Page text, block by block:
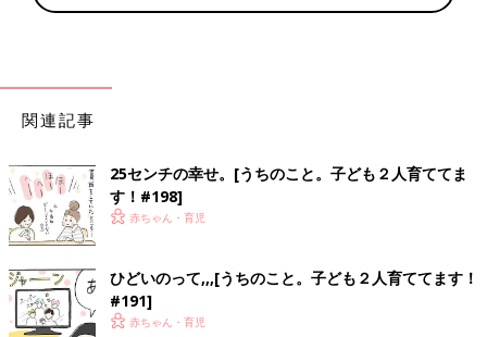
関連記事
25センチの幸せ。[うちのこと。子ども２人育ててま
す！#198]
赤ちゃん・育児
ひどいのって,,,[うちのこと。子ども２人育ててます！
#191]
赤ちゃん・育児